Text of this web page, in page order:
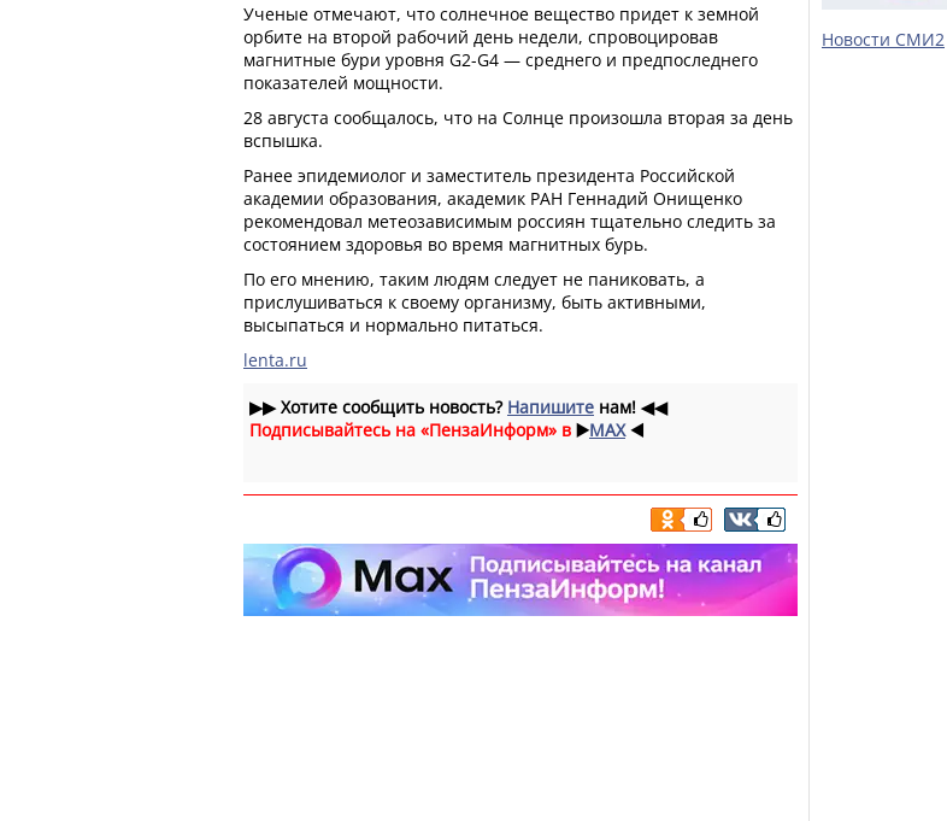
Ученые отмечают, что солнечное вещество придет к земной
орбите на второй рабочий день недели, спровоцировав
магнитные бури уровня G2-G4 — среднего и предпоследнего
показателей мощности.
28 августа сообщалось, что на Солнце произошла вторая за день
вспышка.
Ранее эпидемиолог и заместитель президента Российской
академии образования, академик РАН Геннадий Онищенко
рекомендовал метеозависимым россиян тщательно следить за
состоянием здоровья во время магнитных бурь.
По его мнению, таким людям следует не паниковать, а
прислушиваться к своему организму, быть активными,
высыпаться и нормально питаться.
lenta.ru
▶▶Хотите сообщить новость? Напишите нам! ◀◀
Подписывайтесь на «ПензаИнформ» в ▶️MAX ◀️
Новости СМИ2